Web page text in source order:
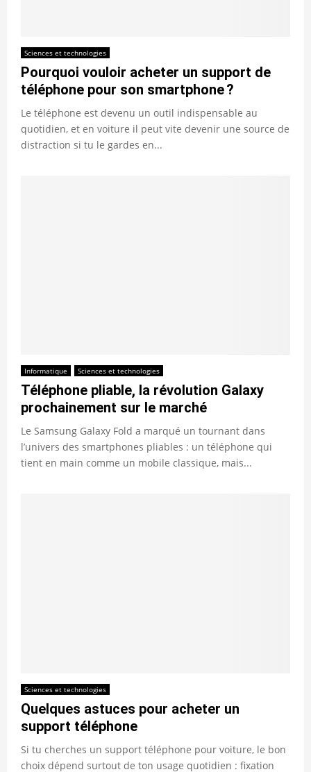
Sciences et technologies
Pourquoi vouloir acheter un support de
téléphone pour son smartphone ?
Le téléphone est devenu un outil indispensable au
quotidien, et en voiture il peut vite devenir une source de
distraction si tu le gardes en...
Informatique Sciences et technologies
Téléphone pliable, la révolution Galaxy
prochainement sur le marché
Le Samsung Galaxy Fold a marqué un tournant dans
l’univers des smartphones pliables : un téléphone qui
tient en main comme un mobile classique, mais...
Sciences et technologies
Quelques astuces pour acheter un
support téléphone
Si tu cherches un support téléphone pour voiture, le bon
choix dépend surtout de ton usage quotidien : fixation